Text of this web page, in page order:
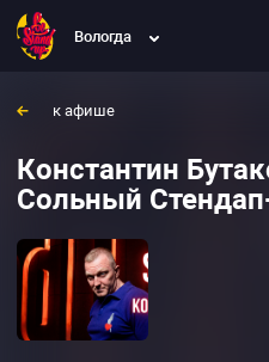
Вологда
к афише
Константин
Сольный